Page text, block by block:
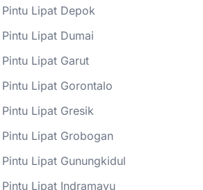
Lipat Depok
Lipat Dumai
Lipat Garut
Lipat Gorontalo
Lipat Gresik
Lipat Grobogan
Lipat Gunungkidul
Lipat Indramayu